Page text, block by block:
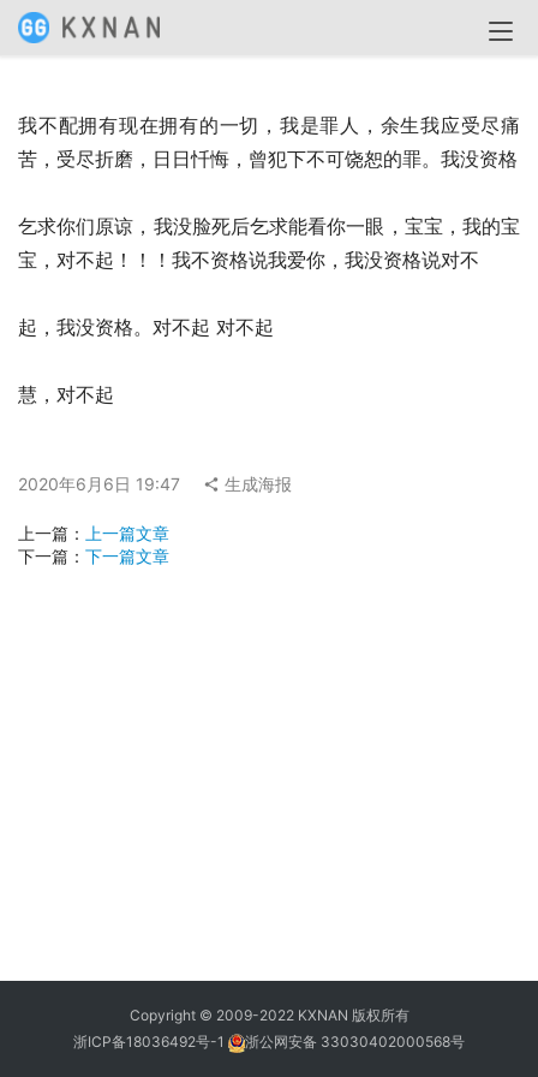
我不配拥有现在拥有的一切，我是罪人，余生我应受尽痛
苦，受尽折磨，日日忏悔，曾犯下不可饶恕的罪。我没资格
乞求你们原谅，我没脸死后乞求能看你一眼，宝宝，我的宝
宝，对不起！！！我不资格说我爱你，我没资格说对不
起，我没资格。对不起 对不起
慧，对不起
2020年6月6日 19:47 生成海报
上一篇：
上一篇文章
下一篇： 下一篇文章
Copyright © 2009-2022 KXNAN 版权所有
浙ICP备18036492号-1
浙公网安备 33030402000568号